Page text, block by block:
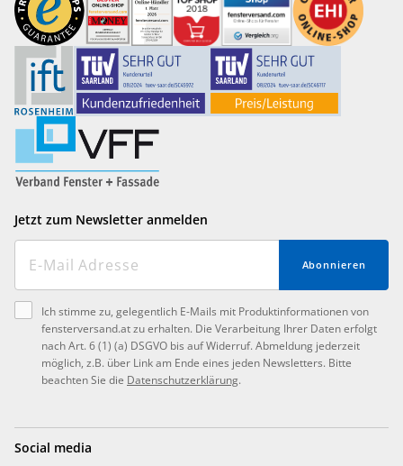
Jetzt zum Newsletter anmelden
Abonnieren
Ich stimme zu, gelegentlich E-Mails mit Produktinformationen von
fensterversand.at zu erhalten. Die Verarbeitung Ihrer Daten erfolgt
nach Art. 6 (1) (a) DSGVO bis auf Widerruf. Abmeldung jederzeit
möglich, z.B. über Link am Ende eines jeden Newsletters. Bitte
beachten Sie die Datenschutzerklärung.
Social media